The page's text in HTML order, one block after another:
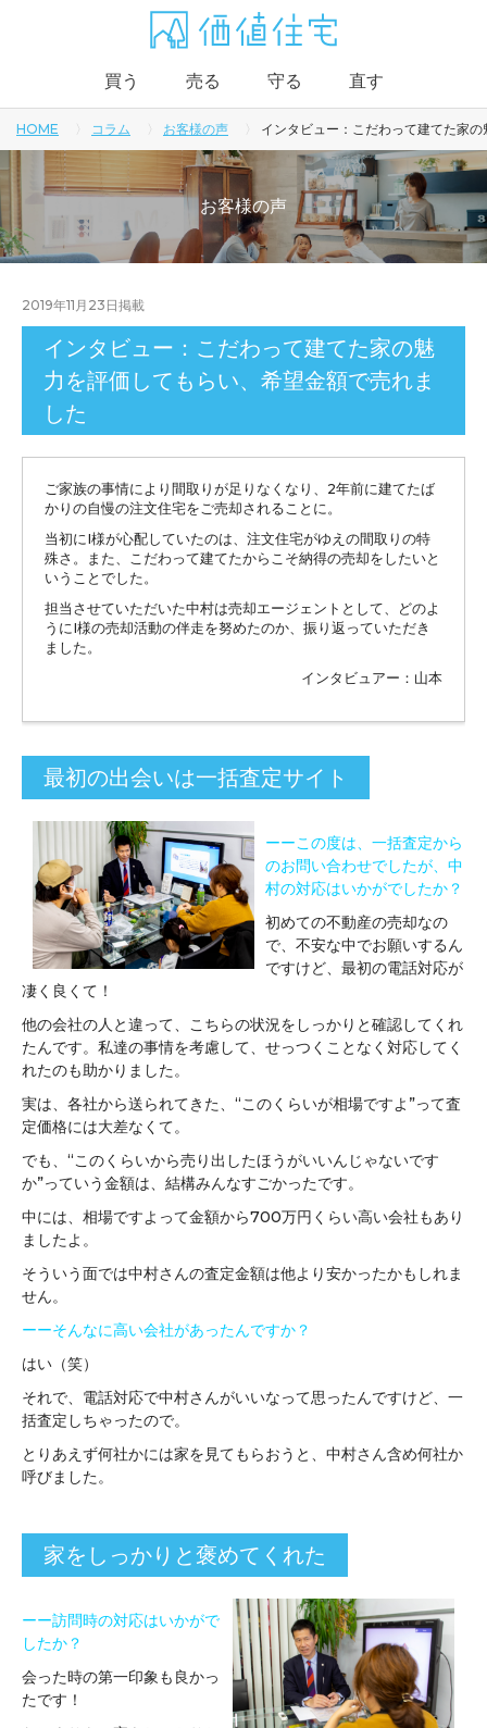
買う 売る 守る 直す
HOME コラム お客様の声 インタビュー：こだわって建てた家
お客様の声
2019年11月23日掲載
インタビュー：こだわって建てた家の魅
力を評価してもらい、希望金額で売れま
した
ご家族の事情により間取りが足りなくなり、2年前に建てたば
かりの自慢の注文住宅をご売却されることに。
当初にI様が心配していたのは、注文住宅がゆえの間取りの特
殊さ。また、こだわって建てたからこそ納得の売却をしたいと
いうことでした。
担当させていただいた中村は売却エージェントとして、どのよ
うにI様の売却活動の伴走を努めたのか、振り返っていただき
ました。
インタビュアー：山本
最初の出会いは一括査定サイト
ーーこの度は、一括査定から
のお問い合わせでしたが、中
村の対応はいかがでしたか？
初めての不動産の売却なの
で、不安な中でお願いするん
ですけど、最初の電話対応が
凄く良くて！
他の会社の人と違って、こちらの状況をしっかりと確認してくれ
たんです。私達の事情を考慮して、せっつくことなく対応してく
れたのも助かりました。
実は、各社から送られてきた、“このくらいが相場ですよ”って査
定価格には大差なくて。
でも、“このくらいから売り出したほうがいいんじゃないです
か”っていう金額は、結構みんなすごかったです。
中には、相場ですよって金額から700万円くらい高い会社もあり
ましたよ。
そういう面では中村さんの査定金額は他より安かったかもしれま
せん。
ーーそんなに高い会社があったんですか？
はい（笑）
それで、電話対応で中村さんがいいなって思ったんですけど、一
括査定しちゃったので。
とりあえず何社かには家を見てもらおうと、中村さん含め何社か
呼びました。
家をしっかりと褒めてくれた
ーー訪問時の対応はいかがで
したか？
会った時の第一印象も良かっ
たです！